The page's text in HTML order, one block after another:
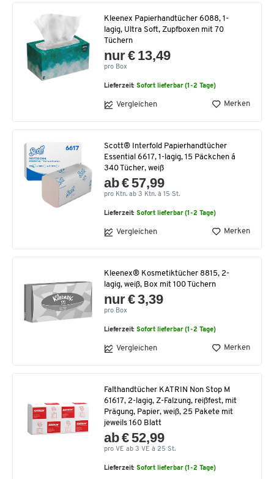
Kleenex Papierhandtücher 6088, 1-
lagig, Ultra Soft, Zupfboxen mit 70
Tüchern
nur € 13,49
pro Box
Lieferzeit:Sofort lieferbar (1-2 Tage)
Vergleichen Merken
Scott® Interfold Papierhandtücher
Essential 6617, 1-lagig, 15 Päckchen á
340 Tücher, weiß
ab € 57,99
pro Ktn. ab 3 Ktn. à 15 St.
Lieferzeit:Sofort lieferbar (1-2 Tage)
Vergleichen Merken
Kleenex® Kosmetiktücher 8815, 2-
lagig, weiß, Box mit 100 Tüchern
nur € 3,39
pro Box
Lieferzeit:Sofort lieferbar (1-2 Tage)
Vergleichen Merken
Falthandtücher KATRIN Non Stop M
61617, 2-lagig, Z-Falzung, reißfest, mit
Prägung, Papier, weiß, 25 Pakete mit
jeweils 160 Blatt
ab € 52,99
pro VE ab 3 VE à 25 St.
Lieferzeit:Sofort lieferbar (1-2 Tage)